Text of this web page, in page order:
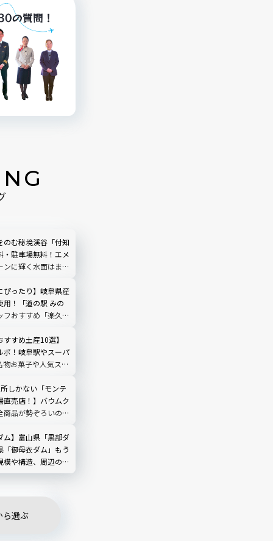
のむ秘境渓谷「付知
・駐車場無料！エメ
ンに輝く水面はまる
ぴったり】岐阜県産
用！「道の駅 みの
フおすすめ「楽久
すめ土産10選】
ポ！岐阜駅やスーパ
物お菓子や人気スイ
しかない「モンテ
直売店！】バウムク
商品が勢ぞろいの八
ム】富山県「黒部ダ
「御母衣ダム」もう
模や構造、周辺の観
ら選ぶ